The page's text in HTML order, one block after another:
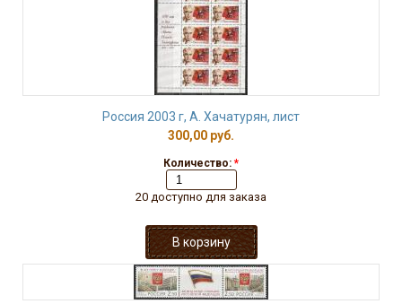
Россия 2003 г, А. Хачатурян, лист
300,00 руб.
Количество: *
20 доступно для заказа